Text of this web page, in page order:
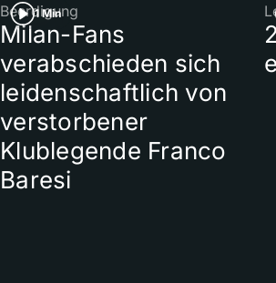
1 Min
Beerdigung
Milan-Fans
verabschieden sich
leidenschaftlich von
verstorbener
Klublegende Franco
Baresi